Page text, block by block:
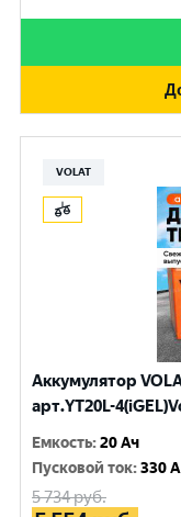
VOLAT
Аккумулятор
арт.YT20L-
Емкость:20 Ач
Пусковой ток:330 A
5 734руб.